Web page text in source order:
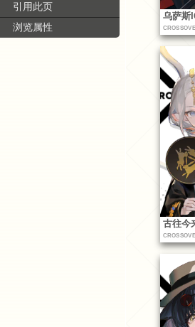
乌萨斯
古往今
引用此页
浏览属性